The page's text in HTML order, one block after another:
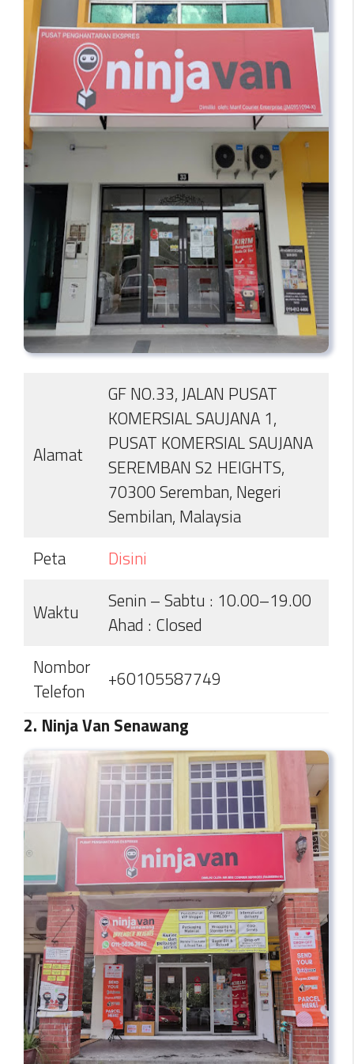
Alamat
GF NO.33, JALAN PUSAT
KOMERSIAL SAUJANA 1,
PUSAT KOMERSIAL SAUJANA
SEREMBAN S2 HEIGHTS,
70300 Seremban, Negeri
Sembilan, Malaysia
Peta
Disini
Waktu
Senin – Sabtu : 10.00–19.00
Ahad : Closed
Nombor
Telefon
+60105587749
2. Ninja Van Senawang